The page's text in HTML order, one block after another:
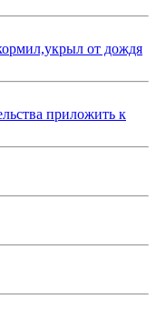
от дождя
приложить к